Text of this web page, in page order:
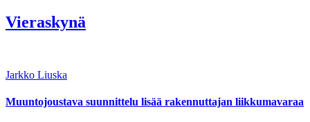
Vieraskynä
Jarkko Liuska
Muuntojoustava suunnittelu lisää rakennuttajan liikkumavaraa